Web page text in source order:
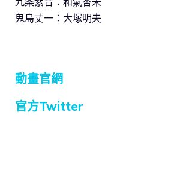
鬼島丈一：大塚明夫
動畫官網
官方Twitter